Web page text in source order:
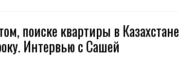
поиске квартиры в Казахстане
Интервью с Сашей